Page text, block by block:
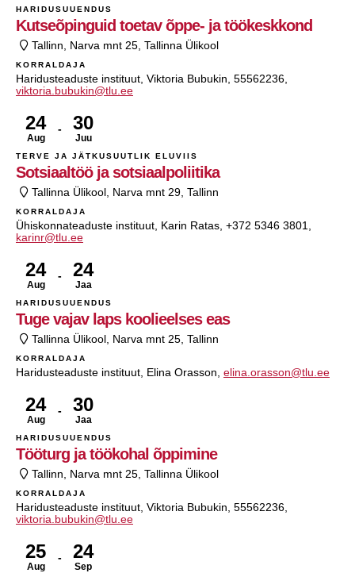
HARIDUSUUENDUS
Kutseõpinguid toetav õppe- ja töökeskkond
Tallinn, Narva mnt 25, Tallinna Ülikool
KORRALDAJA
Haridusteaduste instituut, Viktoria Bubukin, 55562236,
viktoria.bubukin@tlu.ee
24
Aug
30
Juu
TERVE JA JÄTKUSUUTLIK ELUVIIS
Sotsiaaltöö ja sotsiaalpoliitika
Tallinna Ülikool, Narva mnt 29, Tallinn
KORRALDAJA
Ühiskonnateaduste instituut, Karin Ratas, +372 5346 3801,
karinr@tlu.ee
24
Aug
24
Jaa
HARIDUSUUENDUS
Tuge vajav laps koolieelses eas
Tallinna Ülikool, Narva mnt 25, Tallinn
KORRALDAJA
Haridusteaduste instituut, Elina Orasson, elina.orasson@tlu.ee
24
Aug
30
Jaa
HARIDUSUUENDUS
Tööturg ja töökohal õppimine
Tallinn, Narva mnt 25, Tallinna Ülikool
KORRALDAJA
Haridusteaduste instituut, Viktoria Bubukin, 55562236,
viktoria.bubukin@tlu.ee
25
Aug
24
Sep